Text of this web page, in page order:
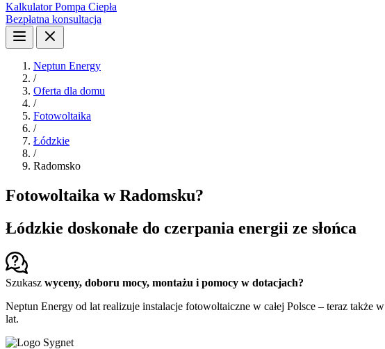
Kalkulator Pompa Ciepła
Bezpłatna konsultacja
Neptun Energy
/
Oferta dla domu
/
Fotowoltaika
/
Łódzkie
/
Radomsko
Fotowoltaika w Radomsku?
Łódzkie doskonałe do czerpania energii ze słońca
Szukasz wyceny, doboru mocy, montażu i pomocy w dotacjach?
Neptun Energy od lat realizuje instalacje fotowoltaiczne w całej Polsce – teraz także w
lat.